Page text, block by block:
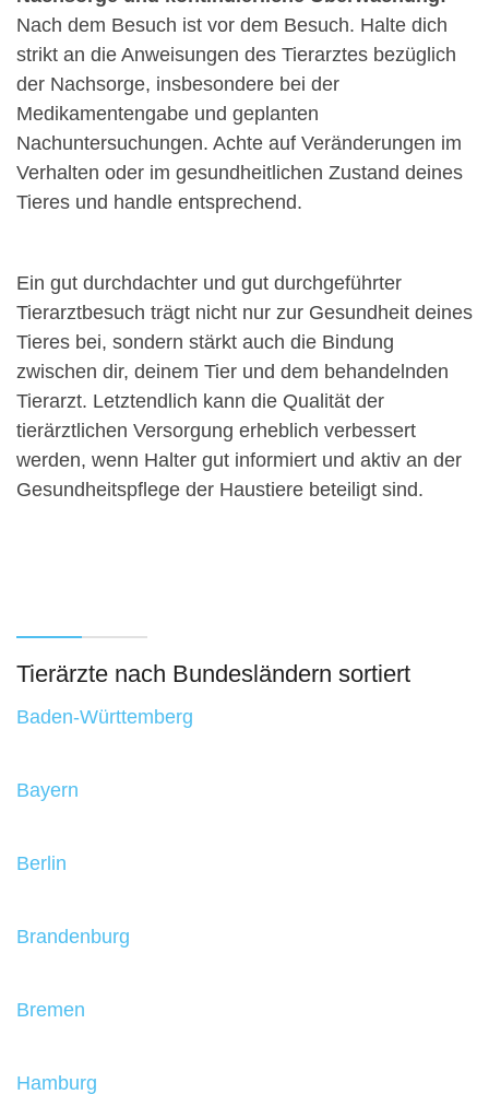
Nach dem Besuch ist vor dem Besuch. Halte dich
strikt an die Anweisungen des Tierarztes bezüglich
der Nachsorge, insbesondere bei der
Medikamentengabe und geplanten
Nachuntersuchungen. Achte auf Veränderungen im
Verhalten oder im gesundheitlichen Zustand deines
Tieres und handle entsprechend.
Ein gut durchdachter und gut durchgeführter
Tierarztbesuch trägt nicht nur zur Gesundheit deines
Tieres bei, sondern stärkt auch die Bindung
zwischen dir, deinem Tier und dem behandelnden
Tierarzt. Letztendlich kann die Qualität der
tierärztlichen Versorgung erheblich verbessert
werden, wenn Halter gut informiert und aktiv an der
Gesundheitspflege der Haustiere beteiligt sind.
Tierärzte nach Bundesländern sortiert
Baden-Württemberg
Bayern
Berlin
Brandenburg
Bremen
Hamburg